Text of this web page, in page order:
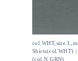
Shirts(col.WHT) |
(col.N.GRN)